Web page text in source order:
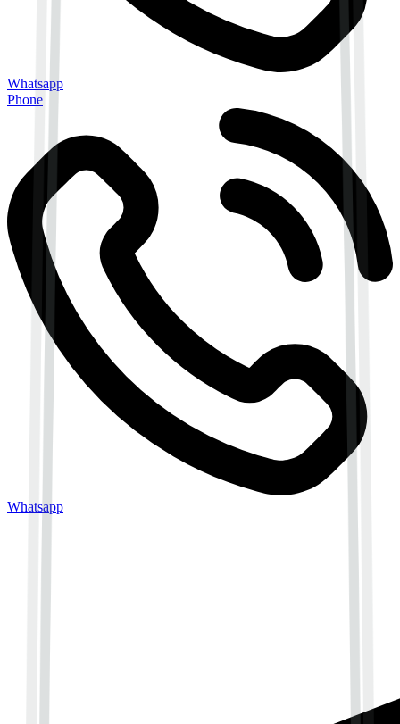
Whatsapp
Phone
Whatsapp